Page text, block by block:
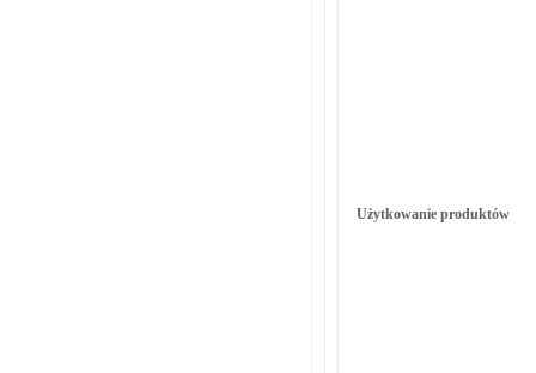
Użytkowanie produktów